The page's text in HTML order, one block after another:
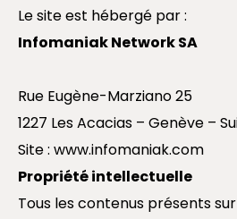
Le site est hébergé par :
Infomaniak Network SA
Rue Eugène-Marziano 25
1227 Les Acacias – Genève –
Site : www.infomaniak.com
Propriété intellectuelle
Tous les contenus présents